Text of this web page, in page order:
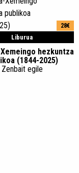
Liburua
28€
hezkuntza
(1844-2025)
Zenbait egile